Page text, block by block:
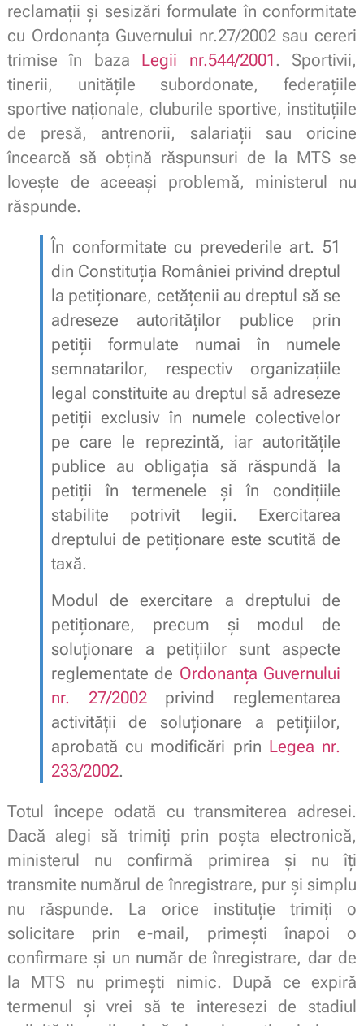
reclamații și sesizări formulate în conformitate
cu Ordonanța Guvernului nr.27/2002 sau cereri
trimise în baza Legii nr.544/2001. Sportivii,
tinerii, unitățile subordonate, federațiile
sportive naționale, cluburile sportive, instituțiile
de presă, antrenorii, salariații sau oricine
încearcă să obțină răspunsuri de la MTS se
lovește de aceeași problemă, ministerul nu
răspunde.
În conformitate cu prevederile art. 51
din Constituția României privind dreptul
la petiționare, cetățenii au dreptul să se
adreseze autorităților publice prin
petiții formulate numai în numele
semnatarilor, respectiv organizaţiile
legal constituite au dreptul să adreseze
petiţii exclusiv în numele colectivelor
pe care le reprezintă, iar autoritățile
publice au obligația să răspundă la
petiții în termenele și în condițiile
stabilite potrivit legii. Exercitarea
dreptului de petiționare este scutită de
taxă.
Modul de exercitare a dreptului de
petiționare, precum și modul de
soluționare a petițiilor sunt aspecte
reglementate de Ordonanța Guvernului
nr. 27/2002privind reglementarea
activității de soluționare a petițiilor,
aprobată cu modificări prin Legea nr.
233/2002.
Totul începe odată cu transmiterea adresei.
Dacă alegi să trimiți prin poșta electronică,
ministerul nu confirmă primirea și nu îți
transmite numărul de înregistrare, pur și simplu
nu răspunde. La orice instituție trimiți o
solicitare prin e-mail, primești înapoi o
confirmare și un număr de înregistrare, dar de
la MTS nu primești nimic. După ce expiră
termenul și vrei să te interesezi de stadiul